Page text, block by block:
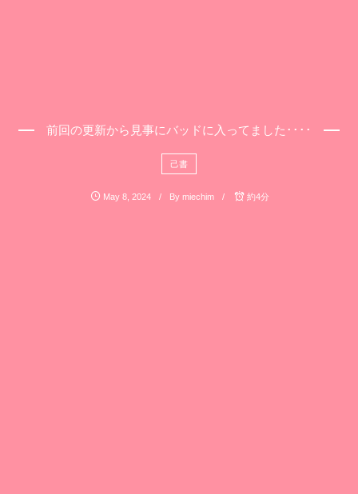
前回の更新から見事にバッドに入ってました････
己書
May 8 2024 By miechim 約4分